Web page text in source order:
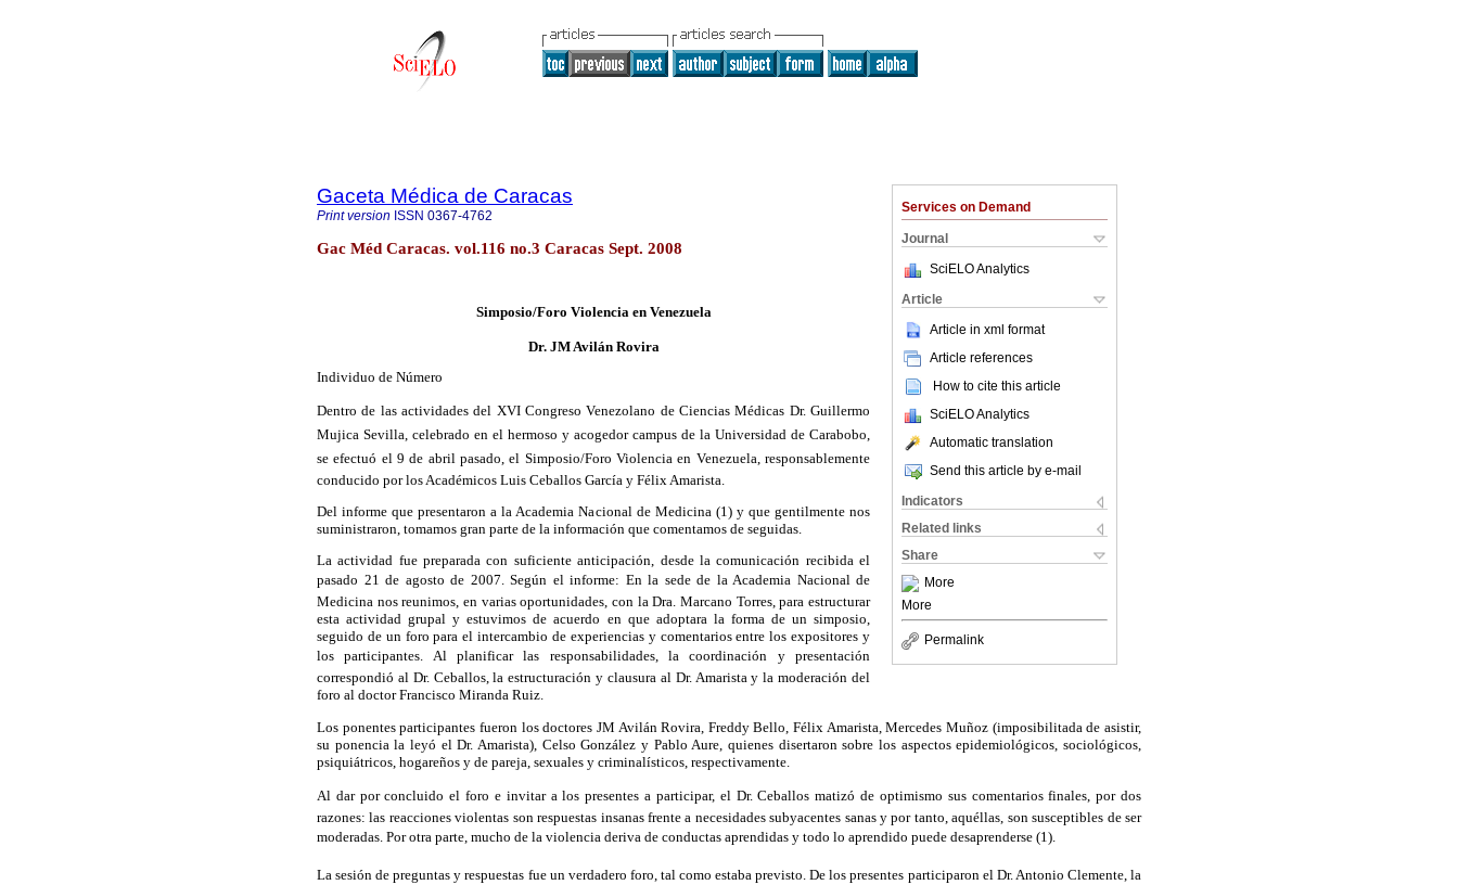
Services on Demand
Journal
SciELO Analytics
Article
Article in xml format
Article references
How to cite this article
SciELO Analytics
Automatic translation
Send this article by e-mail
Indicators
Related links
Share
More
More
Permalink
Gaceta Médica de Caracas
Print version ISSN 0367-4762
Gac Méd Caracas. vol.116 no.3 Caracas Sept. 2008
Simposio/Foro Violencia en Venezuela
Dr. JM Avilán Rovira
Individuo de Número
Dentro de las actividades del XVI Congreso Venezolano de Ciencias Médicas Dr. Guillermo
Mujica Sevilla, celebrado en el hermoso y acogedor campus de la Universidad de Carabobo,
se efectuó el 9 de abril pasado, el Simposio/Foro Violencia en Venezuela, responsablemente
conducido por los Académicos Luis Ceballos García y Félix Amarista.
Del informe que presentaron a la Academia Nacional de Medicina (1) y que gentilmente nos
suministraron, tomamos gran parte de la información que comentamos de seguidas.
La actividad fue preparada con suficiente anticipación, desde la comunicación recibida el
pasado 21 de agosto de 2007. Según el informe: En la sede de la Academia Nacional de
Medicina nos reunimos, en varias oportunidades, con la Dra. Marcano Torres, para estructurar
esta actividad grupal y estuvimos de acuerdo en que adoptara la forma de un simposio,
seguido de un foro para el intercambio de experiencias y comentarios entre los expositores y
los participantes. Al planificar las responsabilidades, la coordinación y presentación
correspondió al Dr. Ceballos, la estructuración y clausura al Dr. Amarista y la moderación del
foro al doctor Francisco Miranda Ruiz.
Los ponentes participantes fueron los doctores JM Avilán Rovira, Freddy Bello, Félix Amarista, Mercedes Muñoz (imposibilitada de asistir,
su ponencia la leyó el Dr. Amarista), Celso González y Pablo Aure, quienes disertaron sobre los aspectos epidemiológicos, sociológicos,
psiquiátricos, hogareños y de pareja, sexuales y criminalísticos, respectivamente.
Al dar por concluido el foro e invitar a los presentes a participar, el Dr. Ceballos matizó de optimismo sus comentarios finales, por dos
razones: las reacciones violentas son respuestas insanas frente a necesidades subyacentes sanas y por tanto, aquéllas, son susceptibles de ser
moderadas. Por otra parte, mucho de la violencia deriva de conductas aprendidas y todo lo aprendido puede desaprenderse (1).
La sesión de preguntas y respuestas fue un verdadero foro, tal como estaba previsto. De los presentes participaron el Dr. Antonio Clemente, la